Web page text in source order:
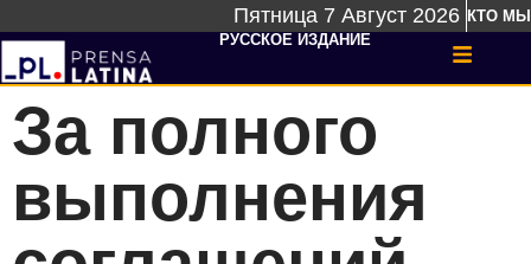
Пятница 7 Август 2026 КТО МЫ
РУССКОЕ ИЗДАНИЕ
За полного
выполнения